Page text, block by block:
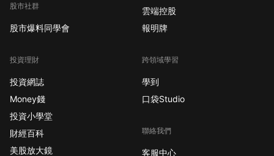
股市社群
股市爆料同學會
投資理財
投資網誌
Money錢
投資小學堂
財經百科
美股放大鏡
雲端控股
報明牌
跨領域學習
學到
口袋Studio
聯絡我們
客服中心